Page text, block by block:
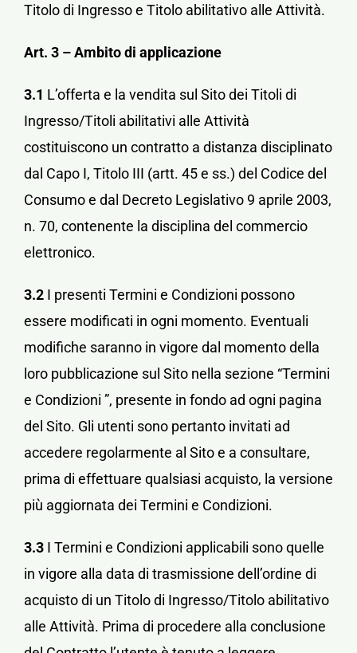
Titolo di Ingresso e Titolo abilitativo alle Attività.
Art. 3 – Ambito di applicazione
3.1 L’offerta e la vendita sul Sito dei Titoli di
Ingresso/Titoli abilitativi alle Attività
costituiscono un contratto a distanza disciplinato
dal Capo I, Titolo III (artt. 45 e ss.) del Codice del
Consumo e dal Decreto Legislativo 9 aprile 2003,
n. 70, contenente la disciplina del commercio
elettronico.
3.2 I presenti Termini e Condizioni possono
essere modificati in ogni momento. Eventuali
modifiche saranno in vigore dal momento della
loro pubblicazione sul Sito nella sezione “Termini
e Condizioni ”, presente in fondo ad ogni pagina
del Sito. Gli utenti sono pertanto invitati ad
accedere regolarmente al Sito e a consultare,
prima di effettuare qualsiasi acquisto, la versione
più aggiornata dei Termini e Condizioni.
3.3 I Termini e Condizioni applicabili sono quelle
in vigore alla data di trasmissione dell’ordine di
acquisto di un Titolo di Ingresso/Titolo abilitativo
alle Attività. Prima di procedere alla conclusione